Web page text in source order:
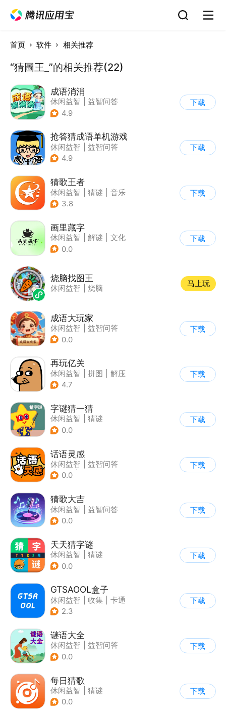
首页 软件 相关推荐
“猜圖王_”的相关推荐(22)
成语消消
休闲益智
益智问答
| 成语
4.9
下载
抢答猜成语单机游戏
休闲益智
益智问答
| 成语
4.9
下载
猜歌王者
休闲益智 猜谜
音乐
| 益智问答
3.8
下载
画里藏字
休闲益智 解谜
文化
| 学习教育
0.0
下载
烧脑找图王
休闲益智 烧脑
马上玩
成语大玩家
休闲益智
益智问答
| 成语
0.0
下载
再玩亿关
休闲益智 拼图
解压
| 解谜
4.7
下载
字谜猜一猜
休闲益智
猜谜
0.0
下载
话语灵感
休闲益智
益智问答
| 成语
0.0
下载
猜歌大吉
休闲益智
益智问答
| 音乐
0.0
下载
天天猜字谜
休闲益智
猜谜
0.0
下载
GTSAOOL盒子
休闲益智 收集
卡通
2.3
下载
谜语大全
休闲益智
益智问答
| 猜谜
0.0
下载
每日猜歌
休闲益智
猜谜
0.0
下载